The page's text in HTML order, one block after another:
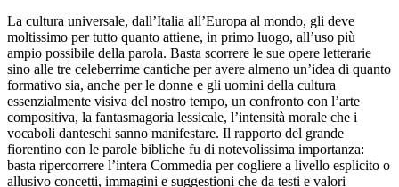
La cultura universale, dall’Italia all’Europa al mondo, gli deve
moltissimo per tutto quanto attiene, in primo luogo, all’uso più
ampio possibile della parola. Basta scorrere le sue opere letterarie
sino alle tre celeberrime cantiche per avere almeno un’idea di quanto
formativo sia, anche per le donne e gli uomini della cultura
essenzialmente visiva del nostro tempo, un confronto con l’arte
compositiva, la fantasmagoria lessicale, l’intensità morale che i
vocaboli danteschi sanno manifestare. Il rapporto del grande
fiorentino con le parole bibliche fu di notevolissima importanza:
basta ripercorrere l’intera Commedia per cogliere a livello esplicito o
allusivo concetti, immagini e suggestioni che da testi e valori